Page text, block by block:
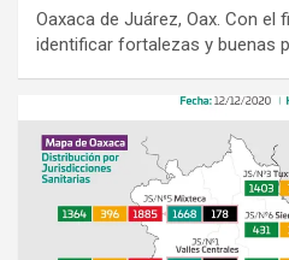
Oaxaca de Juárez, Oax. Con el
identificar fortalezas y buenas